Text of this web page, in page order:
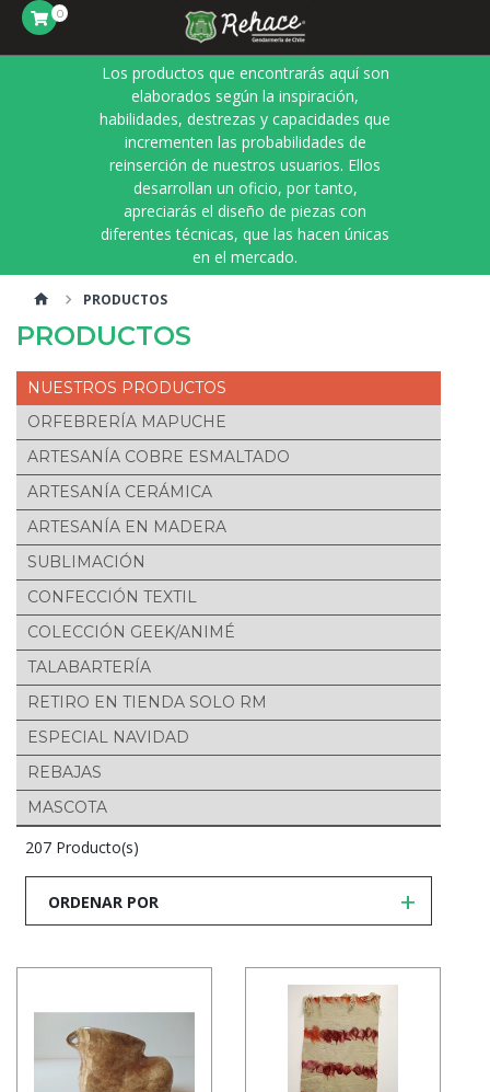
0
Los productos que encontrarás aquí son
elaborados según la inspiración,
habilidades, destrezas y capacidades que
incrementen las probabilidades de
reinserción de nuestros usuarios. Ellos
desarrollan un oficio, por tanto,
apreciarás el diseño de piezas con
diferentes técnicas, que las hacen únicas
en el mercado.
PRODUCTOS
PRODUCTOS
PRODUCTOS
ORFEBRERÍA MAPUCHE
ARTESANÍA COBRE ESMALTADO
ARTESANÍA CERÁMICA
ARTESANÍA EN MADERA
SUBLIMACIÓN
CONFECCIÓN TEXTIL
COLECCIÓN GEEK/ANIMÉ
TALABARTERÍA
RETIRO EN TIENDA SOLO RM
ESPECIAL NAVIDAD
REBAJAS
MASCOTA
207 Producto(s)
ORDENAR POR